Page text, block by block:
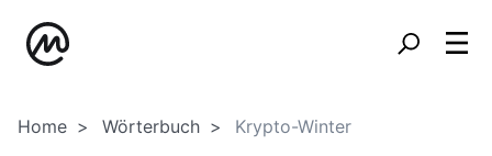
Home Wörterbuch Krypto-Winter